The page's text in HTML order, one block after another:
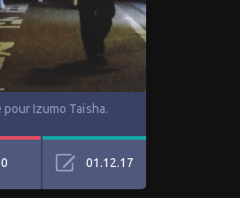
pour Izumo Taïsha.
0 01.12.17